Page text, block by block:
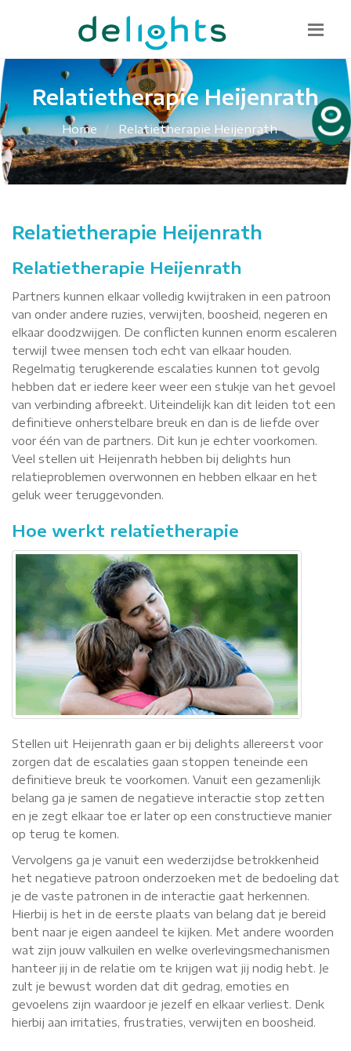
085 130 1482
info@delights.nu
Relatietherapie Heijenrath
Home Relatietherapie Heijenrath
Relatietherapie Heijenrath
Relatietherapie Heijenrath
Partners kunnen elkaar volledig kwijtraken in een patroon
van onder andere ruzies, verwijten, boosheid, negeren en
elkaar doodzwijgen. De conflicten kunnen enorm escaleren
terwijl twee mensen toch echt van elkaar houden.
Regelmatig terugkerende escalaties kunnen tot gevolg
hebben dat er iedere keer weer een stukje van het gevoel
van verbinding afbreekt. Uiteindelijk kan dit leiden tot een
definitieve onherstelbare breuk en dan is de liefde over
voor één van de partners. Dit kun je echter voorkomen.
Veel stellen uit Heijenrath hebben bij delights hun
relatieproblemen overwonnen en hebben elkaar en het
geluk weer teruggevonden.
Hoe werkt relatietherapie
Stellen uit Heijenrath gaan er bij delights allereerst voor
zorgen dat de escalaties gaan stoppen teneinde een
definitieve breuk te voorkomen. Vanuit een gezamenlijk
belang ga je samen de negatieve interactie stop zetten
en je zegt elkaar toe er later op een constructieve manier
op terug te komen.
Vervolgens ga je vanuit een wederzijdse betrokkenheid
het negatieve patroon onderzoeken met de bedoeling dat
je de vaste patronen in de interactie gaat herkennen.
Hierbij is het in de eerste plaats van belang dat je bereid
bent naar je eigen aandeel te kijken. Met andere woorden
wat zijn jouw valkuilen en welke overlevingsmechanismen
hanteer jij in de relatie om te krijgen wat jij nodig hebt. Je
zult je bewust worden dat dit gedrag, emoties en
gevoelens zijn waardoor je jezelf en elkaar verliest. Denk
hierbij aan irritaties, frustraties, verwijten en boosheid.